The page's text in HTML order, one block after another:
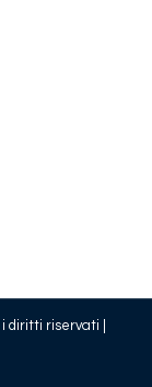
i diritti riservati